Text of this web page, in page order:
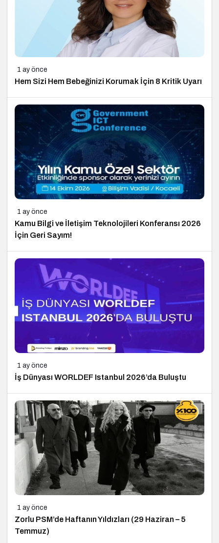
1 ay önce
Hem Sizi Hem Bebeğinizi Korumak İçin 8 Kritik Uyarı
1 ay önce
Kamu Bilgi ve İletişim Teknolojileri Konferansı 2026
İçin Geri Sayım!
1 ay önce
İş Dünyası WORLDEF Istanbul 2026’da Buluştu
1 ay önce
Zorlu PSM’de Haftanın Yıldızları (29 Haziran – 5
Temmuz)